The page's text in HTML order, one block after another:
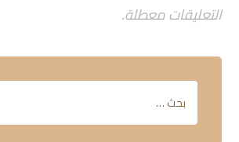
التعليقات معطلة.